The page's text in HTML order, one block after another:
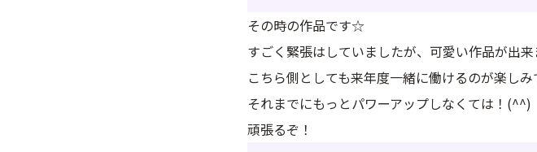
その時の作品です☆
すごく緊張はしていましたが、可愛い作品が出
こちら側としても来年度一緒に働けるのが楽しみ
それまでにもっとパワーアップしなくては！(^^)
頑張るぞ！